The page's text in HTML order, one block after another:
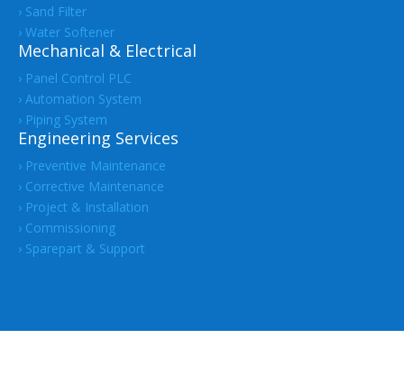
› Sand Filter
› Water Softener
Mechanical & Electrical
› Panel Control PLC
› Automation System
› Piping System
Engineering Services
› Preventive Maintenance
› Corrective Maintenance
› Project & Installation
› Commissioning
› Sparepart & Support